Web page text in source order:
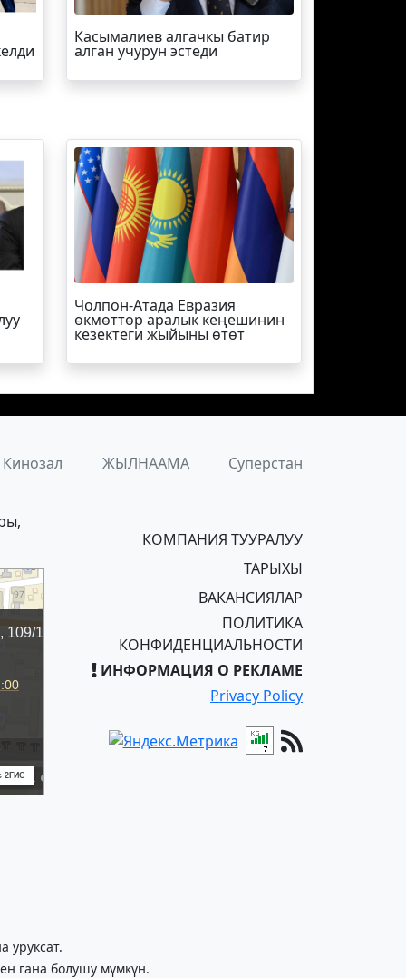
Касымалиев алгачкы батир
алган учурун эстеди
Чолпон-Атада Евразия
өкмөттөр аралык кеңешинин
кезектеги жыйыны өтөт
Кинозал ЖЫЛНААМА Суперстан
КОМПАНИЯ ТУУРАЛУУ
ТАРЫХЫ
ВАКАНСИЯЛАР
ПОЛИТИКА
КОНФИДЕНЦИАЛЬНОСТИ
ИНФОРМАЦИЯ О РЕКЛАМЕ
Privacy Policy
уруксат.
гана болушу мүмкүн.